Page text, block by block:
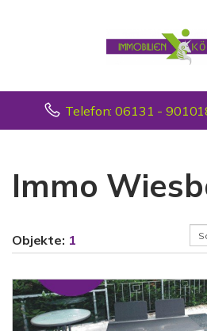
Telefon: 06131 -
Immo
Objekte: 1